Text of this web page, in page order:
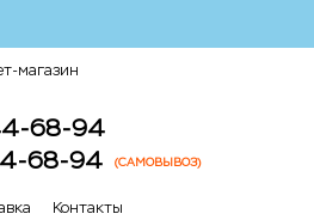
68-94
68-94
(САМОВЫВОЗ)
Контакты